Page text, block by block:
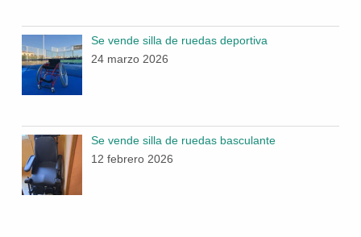
Se vende silla de ruedas deportiva
24 marzo 2026
Se vende silla de ruedas basculante
12 febrero 2026